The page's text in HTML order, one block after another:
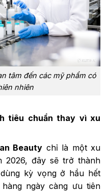
tâm đến các mỹ phẩm có
nhiên
tiêu chuẩn thay vì xu
Beauty chỉ là một xu
2026, đây sẽ trở thành
kỳ vọng ở hầu hết
ngày càng ưu tiên